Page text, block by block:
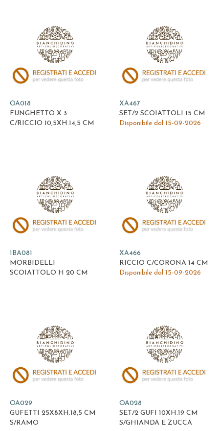
OA018
FUNGHETTO X 3
C/RICCIO 10,5XH.14,5 CM
XA467
SET/2 SCOIATTOLI 15 CM
Disponibile dal 15-09-2026
1BA081
MORBIDELLI
SCOIATTOLO H 20 CM
XA466
RICCIO C/CORONA 14 CM
Disponibile dal 15-09-2026
OA029
GUFETTI 25X8XH.18,5 CM
S/RAMO
OA028
SET/2 GUFI 10XH.19 CM
S/GHIANDA E ZUCCA